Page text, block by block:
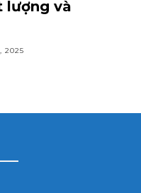
lượng và
2025